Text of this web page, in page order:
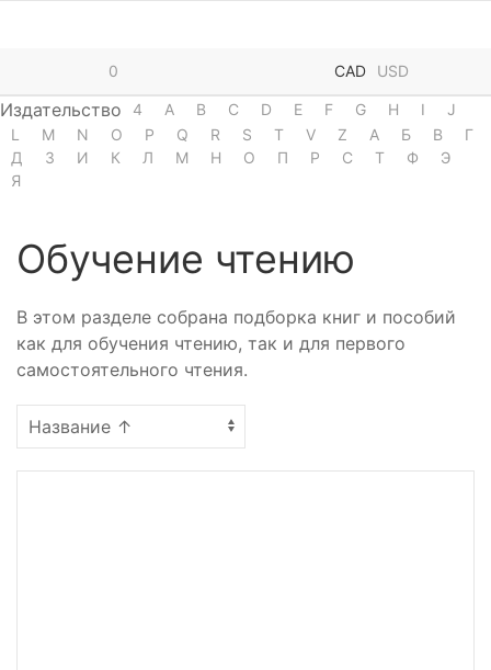
0 CAD USD
Издательство 4 A B C D E F G H I
J
L
M N O P Q R S T V Z А Б В
Г
Д
З И К Л М Н О П Р С Т Ф
Э
Я
Обучение чтению
В этом разделе собрана подборка книг и пособий
как для обучения чтению, так и для первого
самостоятельного чтения.